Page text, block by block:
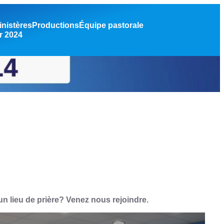
ProductionsÉquipe pastorale
2024
lieu de prière? Venez nous rejoindre.